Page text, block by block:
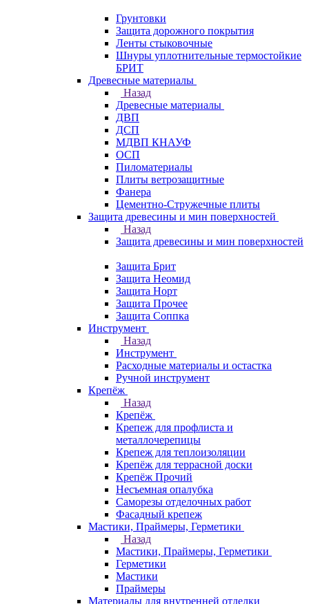
Грунтовки
Защита дорожного покрытия
Ленты стыковочные
Шнуры уплотнительные термостойкие
БРИТ
Древесные материалы
Назад
Древесные материалы
ДВП
ДСП
МДВП КНАУФ
ОСП
Пиломатериалы
Плиты ветрозащитные
Фанера
Цементно-Стружечные плиты
Защита древесины и мин поверхностей
Назад
Защита древесины и мин поверхностей
Защита Брит
Защита Неомид
Защита Норт
Защита Прочее
Защита Соппка
Инструмент
Назад
Инструмент
Расходные материалы и остастка
Ручной инструмент
Крепёж
Назад
Крепёж
Крепеж для профлиста и
металлочерепицы
Крепеж для теплоизоляции
Крепёж для террасной доски
Крепёж Прочий
Несъемная опалубка
Саморезы отделочных работ
Фасадный крепеж
Мастики, Праймеры, Герметики
Назад
Мастики, Праймеры, Герметики
Герметики
Мастики
Праймеры
Материалы для внутренней отделки